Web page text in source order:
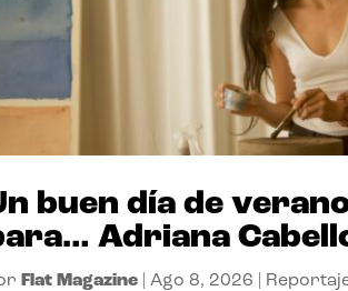
buen día de
Adriana
Flat Magazine| Ago 8, 2026